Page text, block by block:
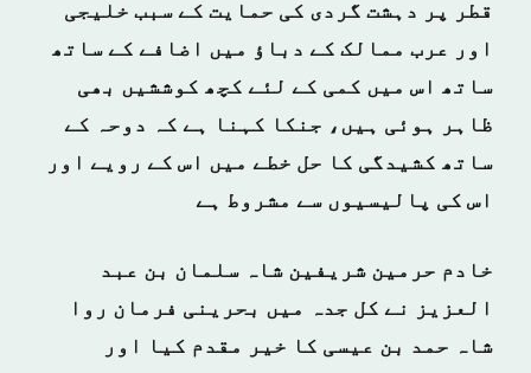
قطر پر دہشت گردی کی حمایت کے سبب خلیجی
اور عرب ممالک کے دباؤ میں اضافے کے ساتھ
ساتھ اس میں کمی کے لئے کچھ کوششیں بھی
ظاہر ہوئی ہیں، جنکا کہنا ہے کہ دوحہ کے
ساتھ کشیدگی کا حل خطے میں اس کے رویے اور
اس کی پالیسیوں سے مشروط ہے
خادم حرمین شریفین شاہ سلمان بن عبد
العزیز نے کل جدہ میں بحرینی فرمان روا
شاہ حمد بن عیسی کا خیر مقدم کیا اور